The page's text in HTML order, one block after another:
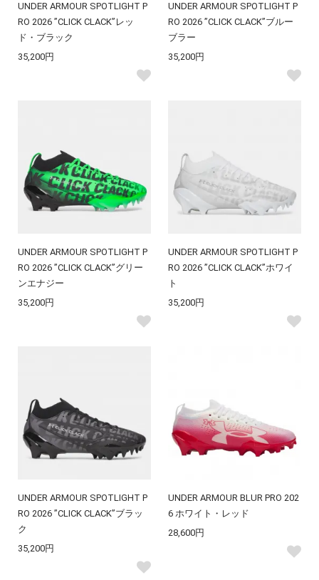
UNDER ARMOUR SPOTLIGHT P
RO 2026 ”CLICK CLACK”レッ
ド・ブラック
35,200円
UNDER ARMOUR SPOTLIGHT P
RO 2026 ”CLICK CLACK”ブルー
ブラー
35,200円
UNDER ARMOUR SPOTLIGHT P
RO 2026 ”CLICK CLACK”グリー
ンエナジー
35,200円
UNDER ARMOUR SPOTLIGHT P
RO 2026 ”CLICK CLACK”ホワイ
ト
35,200円
UNDER ARMOUR SPOTLIGHT P
RO 2026 ”CLICK CLACK”ブラッ
ク
35,200円
UNDER ARMOUR BLUR PRO 202
6 ホワイト・レッド
28,600円